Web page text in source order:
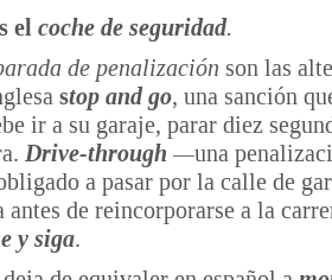
el coche de seguridad.
de penalización son las
stop and go, una sanción
ir a su garaje, parar diez
Drive-through —una
a pasar por la calle de
de reincorporarse a la
y siga.